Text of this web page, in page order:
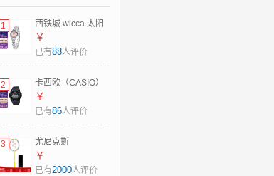
1
西铁城 wicca 太阳
能女士手表 KH9-
914-93防水母亲节
￥
已有88人评价
2
卡西欧（CASIO）
太阳能电波手表男
士运动腕表G-
GW-6900U-1JF
(led背光升级版)
￥
已有86人评价
3
尤尼克斯
（YONEX）羽毛球
拍疾光NF1000Z单
￥
已有2000人评价